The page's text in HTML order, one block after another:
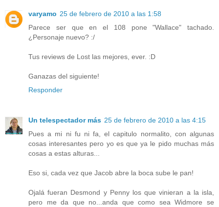
varyamo 25 de febrero de 2010 a las 1:58
Parece ser que en el 108 pone "Wallace" tachado.
¿Personaje nuevo? :/
Tus reviews de Lost las mejores, ever. :D
Ganazas del siguiente!
Responder
Un telespectador más 25 de febrero de 2010 a las 4:15
Pues a mi ni fu ni fa, el capitulo normalito, con algunas
cosas interesantes pero yo es que ya le pido muchas más
cosas a estas alturas...
Eso si, cada vez que Jacob abre la boca sube le pan!
Ojalá fueran Desmond y Penny los que vinieran a la isla,
pero me da que no...anda que como sea Widmore se